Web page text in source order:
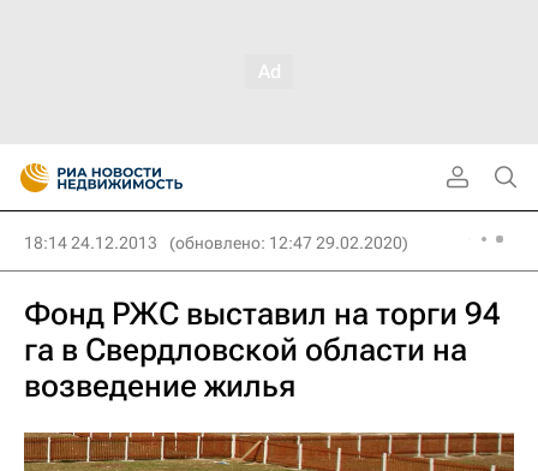
18:14 24.12.2013 (обновлено: 12:47 29.02.2020)
Фонд РЖС выставил на торги 94
га в Свердловской области на
возведение жилья